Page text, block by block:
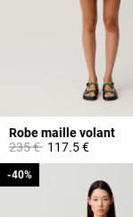
Robe maille volant
Prix réduit à partir de
235 €à117.5 €
-40%
-40%